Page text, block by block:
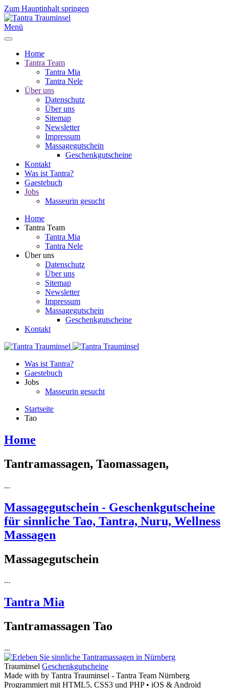
Zum Hauptinhalt springen
Menü
Home
Tantra Team
Tantra Mia
Tantra Nele
Über uns
Datenschutz
Über uns
Sitemap
Newsletter
Impressum
Massagegutschein
Geschenkgutscheine
Kontakt
Was ist Tantra?
Gaestebuch
Jobs
Masseurin gesucht
Home
Tantra Team
Tantra Mia
Tantra Nele
Über uns
Datenschutz
Über uns
Sitemap
Newsletter
Impressum
Massagegutschein
Geschenkgutscheine
Kontakt
Was ist Tantra?
Gaestebuch
Jobs
Masseurin gesucht
Startseite
Tao
Home
Tantramassagen, Taomassagen,
...
Massagegutschein - Geschenkgutscheine
für sinnliche Tao, Tantra, Nuru, Wellness
Massagen
Massagegutschein
...
Tantra Mia
Tantramassagen Tao
...
Trauminsel Geschenkgutscheine
Made with by Tantra Trauminsel - Tantra Team Nürnberg
Programmiert mit HTML5, CSS3 und PHP • iOS & Android